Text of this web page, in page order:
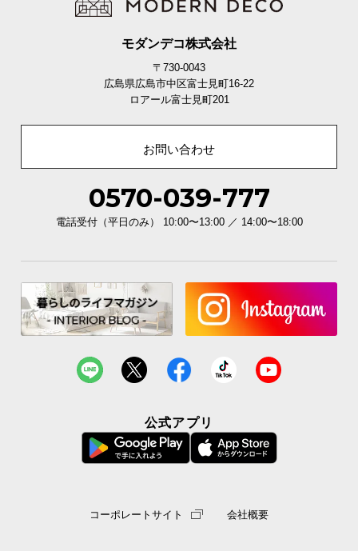
モダンデコ株式会社
〒730-0043
広島県広島市中区富士見町16-22
ロアール富士見町201
お問い合わせ
0570-039-777
電話受付（平日のみ） 10:00〜13:00 ／ 14:00〜18:00
公式アプリ
コーポレートサイト 会社概要